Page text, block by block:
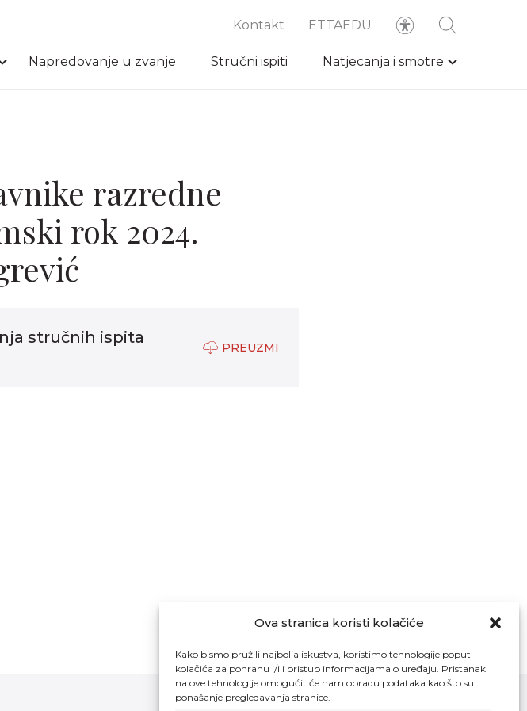
Ova stranica koristi kolačiće
Kako bismo pružili najbolja iskustva, koristimo tehnologije poput
kolačića za pohranu i/ili pristup informacijama o uređaju. Pristanak
na ove tehnologije omogućit će nam obradu podataka kao što su
ponašanje pregledavanja stranice.
Kontakt ETTAEDU
Napredovanje u zvanje Stručni ispiti Natjecanja i smotre
razredne
rok 2024.
stručnih ispita
PREUZMI